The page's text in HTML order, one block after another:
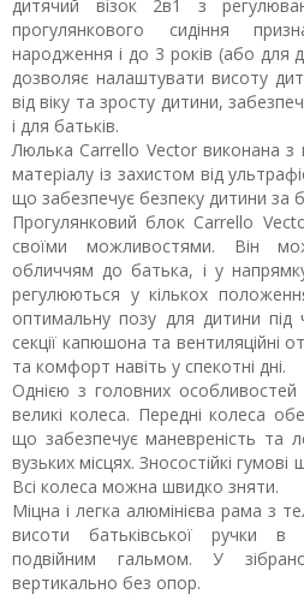
дитячий візок 2в1 з
прогулянкового сидіння
народження і до 3 років (або
дозволяє налаштувати висоту
від віку та зросту дитини,
і для батьків.
Люлька Carrello Vector виконана з
матеріалу із захистом від
що забезпечує безпеку дитини за
Прогулянковий блок Carrello
своїми можливостями. Він
обличчям до батька, і у
регулюються у кількох
оптимальну позу для дитини під
секції капюшона та вентиляційні
та комфорт навіть у спекотні дні.
Однією з головних
великі колеса. Передні колеса
що забезпечує маневреність та
вузьких місцях. Зносостійкі
Всі колеса можна швидко зняти.
Міцна і легка алюмінієва рама з
висоти батьківської ручки
подвійним гальмом. У
вертикально без опор.